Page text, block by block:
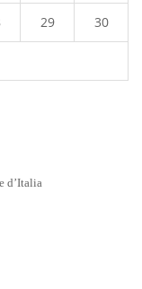
29 30
d’Italia